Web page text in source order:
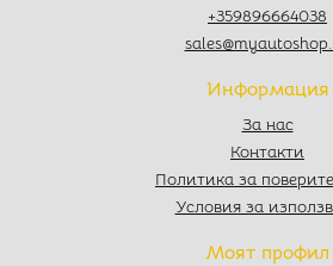
+359896664038
Информация
За нас
Контакти
Политика за
Условия за
Моят профил